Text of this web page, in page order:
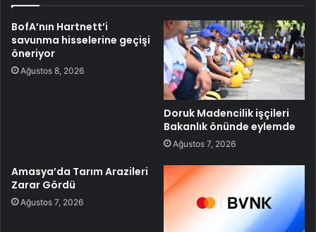
BofA’nın Hartnett’i
savunma hisselerine geçişi
öneriyor
Ağustos 8, 2026
Doruk Madencilik işçileri
Bakanlık önünde eylemde
Ağustos 7, 2026
Amasya’da Tarım Arazileri
Zarar Gördü
Ağustos 7, 2026